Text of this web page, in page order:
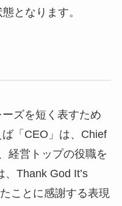
となります。
ズを短く表すため
「CEO」は、Chief
経営トップの役職を
Thank God It’s
ことに感謝する表現